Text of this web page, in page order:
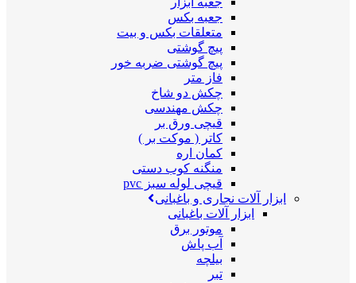
جعبه بکس
متعلقات بکس و بیت
پیچ گوشتی
پیچ گوشتی ضربه خور
فاز متر
چکش دو شاخ
چکش مهندسی
قیچی ورق بر
کاتر ( موکت بر )
کمان اره
منگنه کوب دستی
قیچی لوله سبز pvc
ابزار آلات نجاری و باغبانی
ابزار آلات باغبانی
موتور برق
آب پاش
بیلچه
تبر